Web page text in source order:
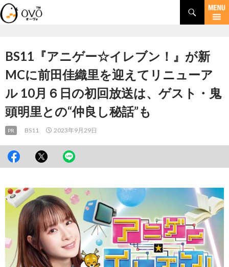
検
索
コ
ツ
へ
移
BS11『アニゲー☆イレブン！』が新
MCに前田佳織里を迎えてリニューア
ル 10月６日の初回放送は、ゲスト・鬼
頭明里との“仲良し秘話”も
PR BS11 2023年9月29日